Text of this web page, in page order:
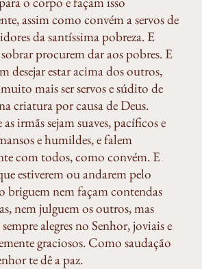
assim como convém a servos de
da santíssima pobreza. E
procurem dar aos pobres. E
desejar estar acima dos outros,
mais ser servos e súdito de
criatura por causa de Deus.
irmãs sejam suaves, pacíficos e
e humildes, e falem
com todos, como convém. E
estiverem ou andarem pelo
briguem nem façam contendas
nem julguem os outros, mas
alegres no Senhor, joviais e
graciosos. Como saudação
te dê a paz.